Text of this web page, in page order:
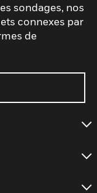
sondages, nos
connexes par
de